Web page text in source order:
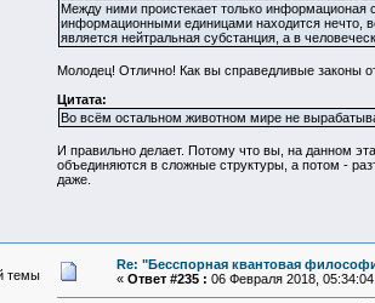
Между ними проистекает только информационая
информационными единицами находится нечто,
является нейтральная субстанция, а в
Молодец! Отлично! Как вы справедливые законы
Цитата:
Во всём остальном животном мире не
И правильно делает. Потому что вы, на данном
объединяются в сложные структуры, а потом -
даже.
темы
Re: "Бесспорная квантовая
« Ответ #235 : 06 Февраля 2018,